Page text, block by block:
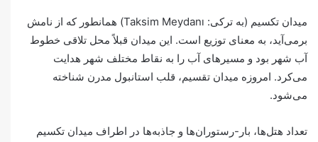
میدان تکسیم (به ترکی: Taksim Meydanı) همانطور که از نامش
برمی‌آید، به معنای توزیع است. این میدان قبلاً محل تلاقی خطوط
آب شهر بود و مسیرهای آب را به نقاط مختلف شهر هدایت
می‌کرد. امروزه میدان تقسیم، قلب استانبول مدرن شناخته
می‌شود.
تعداد هتل‌ها، بار-رستوران‌ها و جاذبه‌ها در اطراف میدان تکسیم